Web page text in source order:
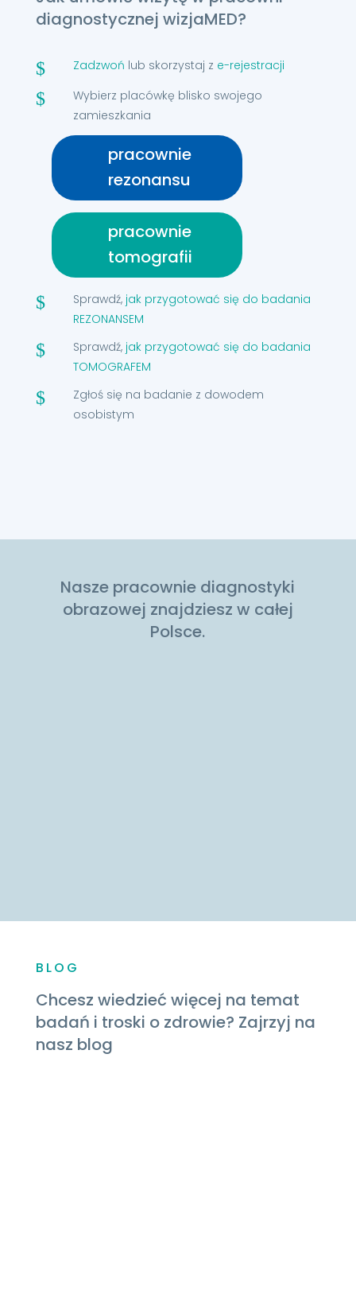
diagnostycznej wizjaMED?
$ Zadzwoń lub skorzystaj z e-rejestracji
$
Wybierz placówkę blisko swojego
zamieszkania
pracownie
rezonansu
pracownie
tomografii
$ Sprawdź, jak przygotować się do badania
REZONANSEM
$ Sprawdź, jak przygotować się do badania
TOMOGRAFEM
$
Zgłoś się na badanie z dowodem
osobistym
Nasze pracownie diagnostyki
obrazowej znajdziesz w całej
Polsce.
BLOG
Chcesz wiedzieć więcej na temat
badań i troski o zdrowie? Zajrzyj na
nasz blog